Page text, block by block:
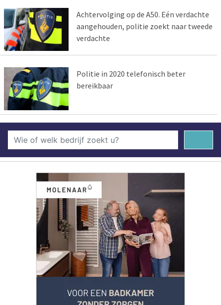
Achtervolging op de A50. Eén verdachte
aangehouden, politie zoekt naar tweede
verdachte
Politie in 2020 telefonisch beter
bereikbaar